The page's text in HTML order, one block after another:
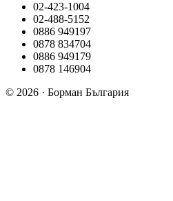
02-423-1004
02-488-5152
0886 949197
0878 834704
0886 949179
0878 146904
© 2026 · Борман България